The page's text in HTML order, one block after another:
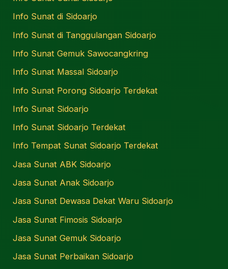
Info Sunat di Sidoarjo
Info Sunat di Tanggulangan Sidoarjo
Info Sunat Gemuk Sawocangkring
Info Sunat Massal Sidoarjo
Info Sunat Porong Sidoarjo Terdekat
Info Sunat Sidoarjo
Info Sunat Sidoarjo Terdekat
Info Tempat Sunat Sidoarjo Terdekat
Jasa Sunat ABK Sidoarjo
Jasa Sunat Anak Sidoarjo
Jasa Sunat Dewasa Dekat Waru Sidoarjo
Jasa Sunat Fimosis Sidoarjo
Jasa Sunat Gemuk Sidoarjo
Jasa Sunat Perbaikan Sidoarjo